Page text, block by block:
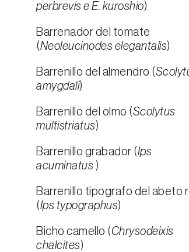
perbrevis e E. kuroshio)
Barrenador del tomate
(Neoleucinodes elegantalis)
Barrenillo del almendro (
amygdali)
Barrenillo del olmo (Scolytus
multistriatus)
Barrenillo grabador (Ips
acuminatus )
Barrenillo tipografo del abeto
(Ips typographus)
Bicho camello (Chrysodeixis
chalcites)